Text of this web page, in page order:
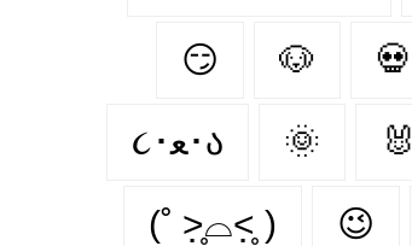
😏 🐶 💀
૮･ﻌ･ა 🌞 🐰
(˚ ˃̣̣̥⌓˂̣̣̥ ) 😉